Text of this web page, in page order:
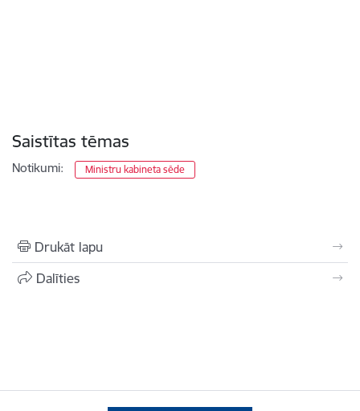
Saistītas tēmas
Notikumi: Ministru kabineta sēde
Drukāt lapu
Dalīties